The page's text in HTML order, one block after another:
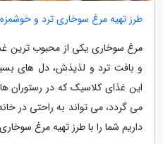
طرز تهیه مرغ سوخاری ترد و
مرغ سوخاری یکی از محبوب ترین
و بافت ترد و لذیذش، دل های
این غذای کلاسیک که در رستوران
می گردد، می تواند به راحتی در
داریم شما را با طرز تهیه مرغ